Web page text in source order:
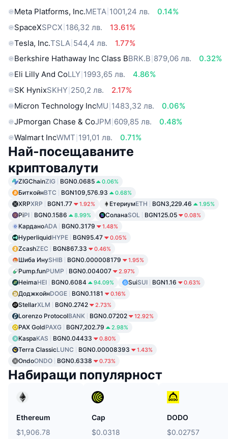
Meta Platforms, Inc.META 1001,24 лв.
0.14%
SpaceXSPCX 186,32 лв.
13.61%
Tesla, Inc.TSLA 544,4 лв.
1.77%
Berkshire Hathaway Inc Class BBRK.B 879,06 лв.
0.32%
Eli Lilly And CoLLY 1993,65 лв.
4.86%
SK HynixSKHY 250,2 лв.
2.17%
Micron Technology IncMU 1483,32 лв.
0.06%
JPmorgan Chase & CoJPM 609,85 лв.
0.48%
Walmart IncWMT 191,01 лв. 0.71%
Най-посещаваните
криптовалути
ZIGChainZIG BGN0.0685 0.06%
БиткойнBTC BGN109,576.93 0.68%
XRPXRP BGN1.77 1.92% ЕтериумETH BGN3,229.46 1.95%
PiPI BGN0.1586 8.99% СоланаSOL BGN125.05 0.08%
КарданоADA BGN0.3179 1.48%
HyperliquidHYPE BGN95.47 0.05%
ZcashZEC BGN867.33 0.46%
Шиба ИнуSHIB BGN0.000008179 1.95%
Pump.funPUMP BGN0.004007 2.97%
HeimaHEI BGN0.6084 94.09% SuiSUI BGN1.16 0.63%
ДоджкойнDOGE BGN0.1181 0.16%
StellarXLM BGN0.2742 2.73%
Lorenzo ProtocolBANK BGN0.07202 12.92%
PAX GoldPAXG BGN7,202.79 2.98%
KaspaKAS BGN0.04433 0.80%
Terra ClassicLUNC BGN0.00008393 1.43%
OndoONDO BGN0.6338 0.73%
Набиращи популярност
Ethereum
$1,906.78
Cap
$0.0318
DODO
$0.02757